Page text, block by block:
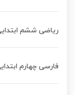
ریاضی ششم
فارسی چهارم